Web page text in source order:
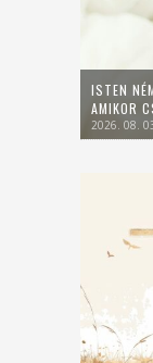
ISTEN
AMIKOR
2026. 08.